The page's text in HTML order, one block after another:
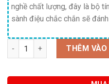
nghề chất lượng, đây là bộ
sành điệu chắc chắn sẽ
Số lượng THÊM VÀO